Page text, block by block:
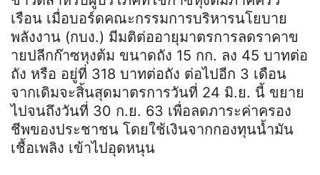
เรือน เมื่อบอร์ดคณะกรรมการบริหารนโยบาย
พลังงาน (กบง.) มีมติต่ออายุมาตรการลดราคาข
ายปลีกก๊าซหุงต้ม ขนาดถัง 15 กก. ลง 45 บาทต่อ
ถัง หรือ อยู่ที่ 318 บาทต่อถัง ต่อไปอีก 3 เดือน
จากเดิมจะสิ้นสุดมาตรการวันที่ 24 มิ.ย. นี้ ขยาย
ไปจนถึงวันที่ 30 ก.ย. 63 เพื่อลดภาระค่าครอง
ชีพของประชาชน โดยใช้เงินจากกองทุนน้ำมัน
เชื้อเพลิง เข้าไปอุดหนุน